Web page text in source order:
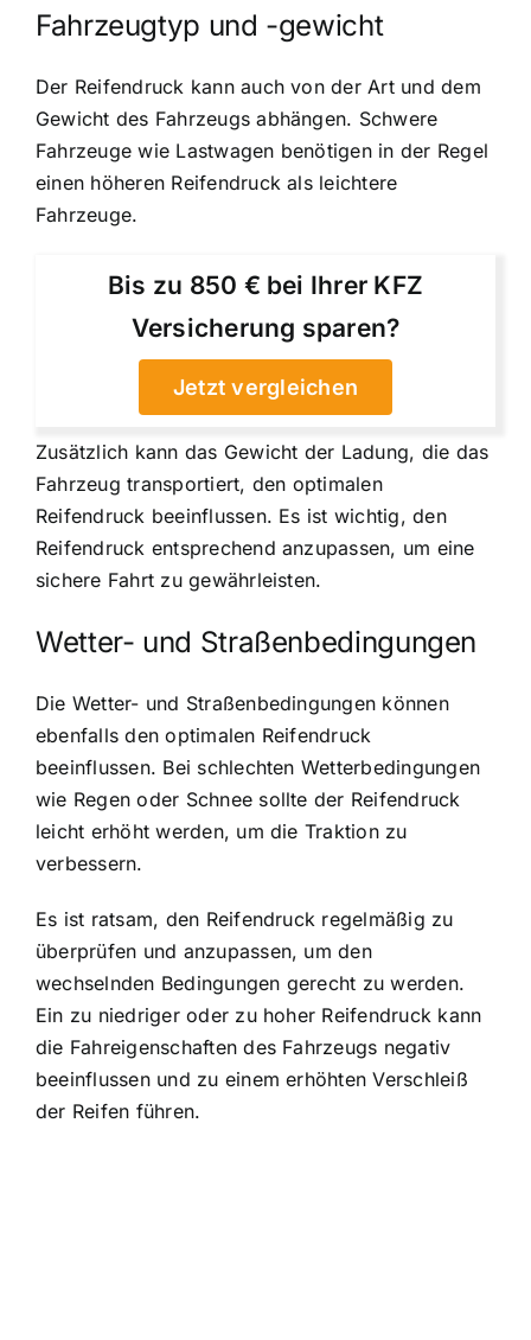
Fahrzeugtyp und -gewicht
Der Reifendruck kann auch von der Art und dem
Gewicht des Fahrzeugs abhängen. Schwere
Fahrzeuge wie Lastwagen benötigen in der Regel
einen höheren Reifendruck als leichtere
Fahrzeuge.
Bis zu 850 € bei Ihrer KFZ
Versicherung sparen?
Jetzt vergleichen
Zusätzlich kann das Gewicht der Ladung, die das
Fahrzeug transportiert, den optimalen
Reifendruck beeinflussen. Es ist wichtig, den
Reifendruck entsprechend anzupassen, um eine
sichere Fahrt zu gewährleisten.
Wetter- und Straßenbedingungen
Die Wetter- und Straßenbedingungen können
ebenfalls den optimalen Reifendruck
beeinflussen. Bei schlechten Wetterbedingungen
wie Regen oder Schnee sollte der Reifendruck
leicht erhöht werden, um die Traktion zu
verbessern.
Es ist ratsam, den Reifendruck regelmäßig zu
überprüfen und anzupassen, um den
wechselnden Bedingungen gerecht zu werden.
Ein zu niedriger oder zu hoher Reifendruck kann
die Fahreigenschaften des Fahrzeugs negativ
beeinflussen und zu einem erhöhten Verschleiß
der Reifen führen.